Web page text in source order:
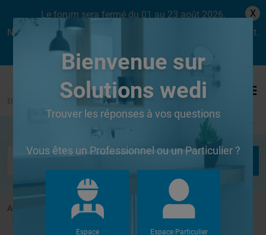
Le forum sera fermé du 01 au 23 août 2026.
Nous aurons le plaisir de vous retrouver dès le lundi 24 août.
X
Se connecter
Accueil Forums
Systèmes de panneaux à carreler
Percer panneaux wedi
Bienvenue sur
Solutions wedi
Trouver les réponses à vos questions
Vous êtes un Professionnel ou un Particulier ?
Espace
Espace Particulier